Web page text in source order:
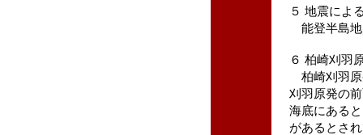
５ 地震によ
能登半島
６ 柏崎刈羽
柏崎刈羽原
刈羽原発の
海底にある
があるとさ